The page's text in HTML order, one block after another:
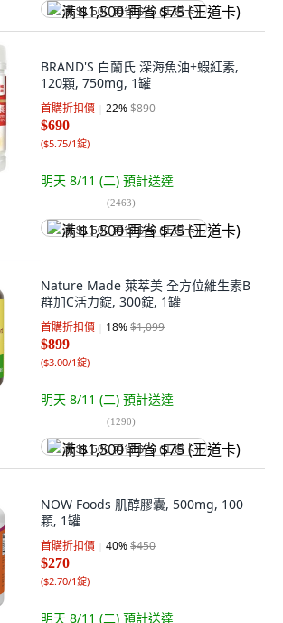
满 $1,500 再省 $75 (王道卡)
BRAND'S 白蘭氏 深海魚油+蝦紅素,
120顆, 750mg, 1罐
首購折扣價 22%$890
$690
($5.75/1錠)
明天 8/11 (二) 預計送達
(2463)
满 $1,500 再省 $75 (王道卡)
Nature Made 萊萃美 全方位維生素B
群加C活力錠, 300錠, 1罐
首購折扣價 18%$1,099
$899
($3.00/1錠)
明天 8/11 (二) 預計送達
(1290)
满 $1,500 再省 $75 (王道卡)
NOW Foods 肌醇膠囊, 500mg, 100
顆, 1罐
首購折扣價 40%$450
$270
($2.70/1錠)
明天 8/11 (二) 預計送達